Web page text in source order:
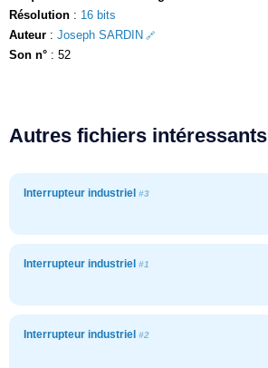
Résolution : 16 bits
Auteur : Joseph SARDIN
Son n° : 52
Autres fichiers intéressants
Interrupteur industriel #3
Interrupteur industriel #1
Interrupteur industriel #2